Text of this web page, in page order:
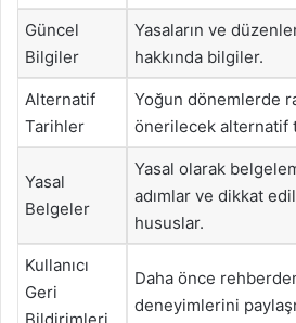
Güncel
Bilgiler
Yasaların ve
hakkında bilgiler.
Alternatif
Tarihler
Yoğun dönemlerde
önerilecek alternatif
Yasal
Belgeler
Yasal olarak
adımlar ve dikkat
hususlar.
Kullanıcı
Geri
Daha önce
deneyimlerini